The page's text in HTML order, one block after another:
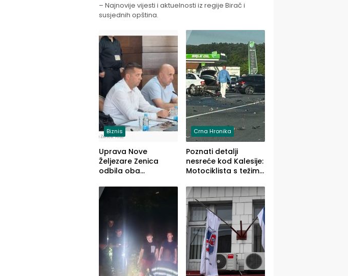
– Najnovije vijesti i aktuelnosti iz regije Birač i
susjednih opština.
Biznis
Uprava Nove
Željezare Zenica
odbila oba
FBiH: Ustrajni da je
stečaj jedino rješenje
Crna Hronika
Poznati detalji
nesreće kod Kalesije:
Motociklista s težim,
lakšim povredama